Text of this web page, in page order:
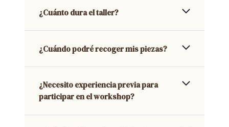
¿Cuánto dura el taller?
¿Cuándo podré recoger mis piezas?
¿Necesito experiencia previa para
participar en el workshop?